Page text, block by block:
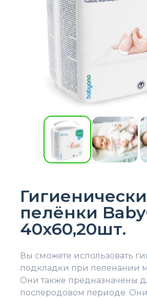
пелёнки
40х60,20шт.
Вы сможете использовать
подкладки при пеленании
Они также предназначены
послеродовом периоде. Они